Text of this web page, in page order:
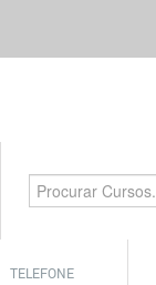
TELEFONE